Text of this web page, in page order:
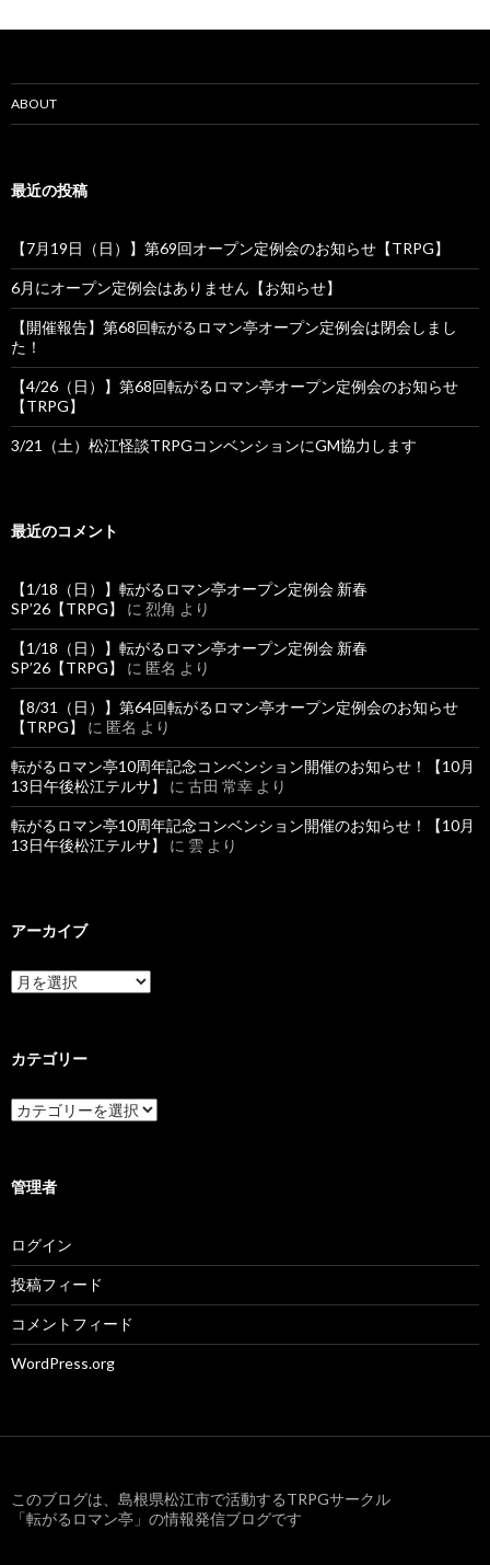
ー
ョ
ABOUT
最近の投稿
【7月19日（日）】第69回オープン定例会のお知らせ【TRPG】
6月にオープン定例会はありません【お知らせ】
【開催報告】第68回転がるロマン亭オープン定例会は閉会しまし
た！
【4/26（日）】第68回転がるロマン亭オープン定例会のお知らせ
【TRPG】
3/21（土）松江怪談TRPGコンベンションにGM協力します
最近のコメント
【1/18（日）】転がるロマン亭オープン定例会 新春
SP’26【TRPG】
に 烈角 より
【1/18（日）】転がるロマン亭オープン定例会 新春
SP’26【TRPG】
に 匿名 より
【8/31（日）】第64回転がるロマン亭オープン定例会のお知らせ
【TRPG】
に 匿名 より
転がるロマン亭10周年記念コンベンション開催のお知らせ！【10月
13日午後松江テルサ】
に 古田 常幸 より
転がるロマン亭10周年記念コンベンション開催のお知らせ！【10月
13日午後松江テルサ】
に 雲 より
アーカイブ
ア
ー
ブ
カテゴリー
カ
テ
ー
管理者
ログイン
投稿フィード
コメントフィード
WordPress.org
このブログは、島根県松江市で活動するTRPGサークル
「転がるロマン亭」の情報発信ブログです